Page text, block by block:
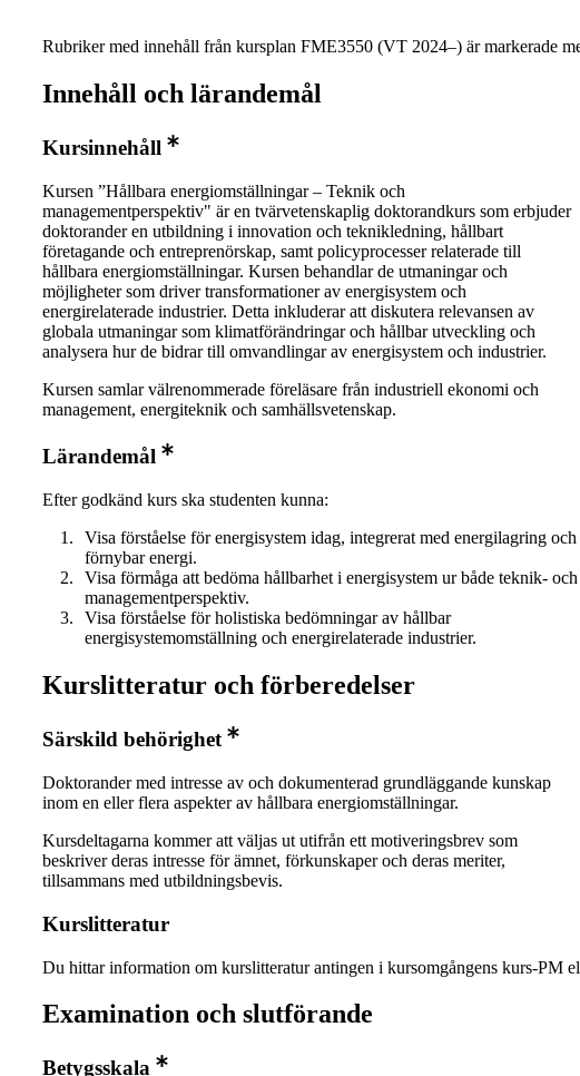
Rubriker med innehåll från kursplan FME3550 (VT 2024–) är markerade
Innehåll och lärandemål
Kursinnehåll
Kursen ”Hållbara energiomställningar – Teknik och
managementperspektiv" är en tvärvetenskaplig doktorandkurs som erbjuder
doktorander en utbildning i innovation och teknikledning, hållbart
företagande och entreprenörskap, samt policyprocesser relaterade till
hållbara energiomställningar. Kursen behandlar de utmaningar och
möjligheter som driver transformationer av energisystem och
energirelaterade industrier. Detta inkluderar att diskutera relevansen av
globala utmaningar som klimatförändringar och hållbar utveckling och
analysera hur de bidrar till omvandlingar av energisystem och industrier.
Kursen samlar välrenommerade föreläsare från industriell ekonomi och
management, energiteknik och samhällsvetenskap.
Lärandemål
Efter godkänd kurs ska studenten kunna:
Visa förståelse för energisystem idag, integrerat med energilagring och
förnybar energi.
Visa förmåga att bedöma hållbarhet i energisystem ur både teknik- och
managementperspektiv.
Visa förståelse för holistiska bedömningar av hållbar
energisystemomställning och energirelaterade industrier.
Kurslitteratur och förberedelser
Särskild behörighet
Doktorander med intresse av och dokumenterad grundläggande kunskap
inom en eller flera aspekter av hållbara energiomställningar.
Kursdeltagarna kommer att väljas ut utifrån ett motiveringsbrev som
beskriver deras intresse för ämnet, förkunskaper och deras meriter,
tillsammans med utbildningsbevis.
Kurslitteratur
Du hittar information om kurslitteratur antingen i kursomgångens kurs-PM
Examination och slutförande
Betygsskala